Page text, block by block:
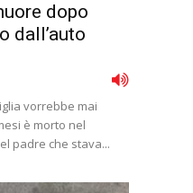
dopo
dall’auto
vorrebbe mai
è morto nel
padre che stava...